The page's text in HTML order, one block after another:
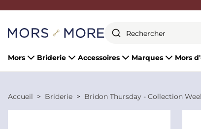
Mors Briderie Accessoires Marques Mors
Accueil Briderie Bridon Thursday - Collection